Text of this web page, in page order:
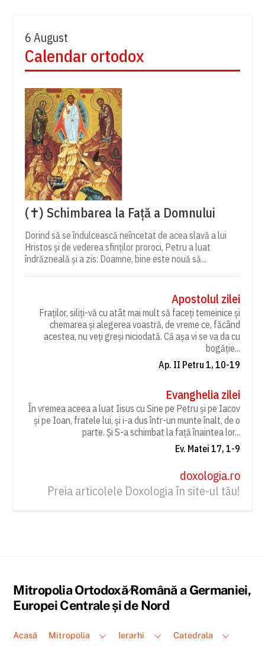
6 August
Calendar ortodox
(✝) Schimbarea la Față a Domnului
Dorind să se îndulcească neîncetat de acea slavă a lui
Hristos și de vederea sfinților proroci, Petru a luat
îndrăzneală și a zis: Doamne, bine este nouă să...
Apostolul zilei
Fraților, siliți-vă cu atât mai mult să faceți temeinice și
chemarea și alegerea voastră, de vreme ce, făcând
acestea, nu veți greși niciodată. Că așa vi se va da cu
bogăție...
Ap. II Petru 1, 10-19
Evanghelia zilei
În vremea aceea a luat Iisus cu Sine pe Petru și pe Iacov
și pe Ioan, fratele lui, și i-a dus într-un munte înalt, de o
parte. Și S-a schimbat la față înaintea lor...
Ev. Matei 17, 1-9
doxologia.ro
Preia articolele Doxologia în site-ul tău!
Back
To
Mitropolia Ortodoxă Română a Germaniei,
Europei Centrale și de Nord
Acasă Mitropolia Ierarhi
Catedrala